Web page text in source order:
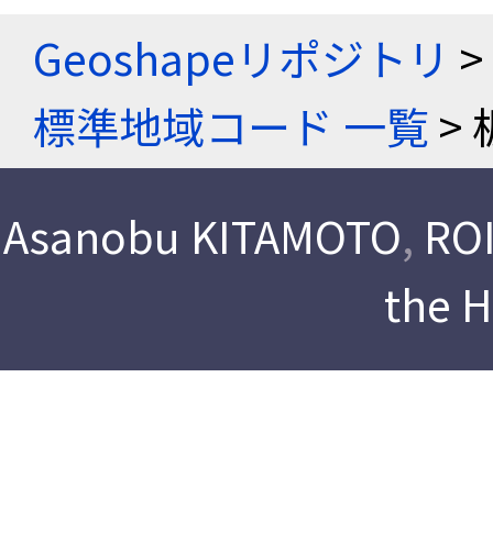
Geoshapeリポジトリ >
標準地域コード 一覧>
Asanobu KITAMOTO,
the